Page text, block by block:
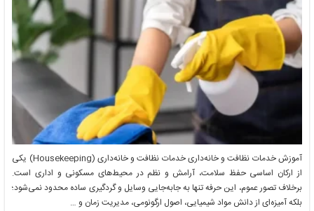
مشاغل خانگی برای جوانان و دانشجویان: گامی به سوی استقلال مالی و
کسب تجربه
آموزش خدمات نظافت و خانه‌داری خدمات نظافت و خانه‌داری (Housekeeping) یکی
از ارکان اساسی حفظ سلامت، آرامش و نظم در محیط‌های مسکونی و اداری است.
برخلاف تصور عموم، این حرفه تنها به جابه‌جایی وسایل و گردگیری ساده محدود نمی‌شود؛
بلکه آمیزه‌ای از دانش مواد شیمیایی، اصول ارگونومی، مدیریت زمان و …